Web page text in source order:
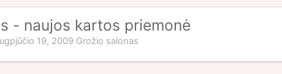
- naujos kartos priemonė
19, 2009 Grožio salonas